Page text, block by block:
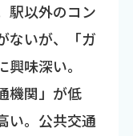
駅以外のコン
ないが、「ガ
味深い。
機関」が低
い。公共交通